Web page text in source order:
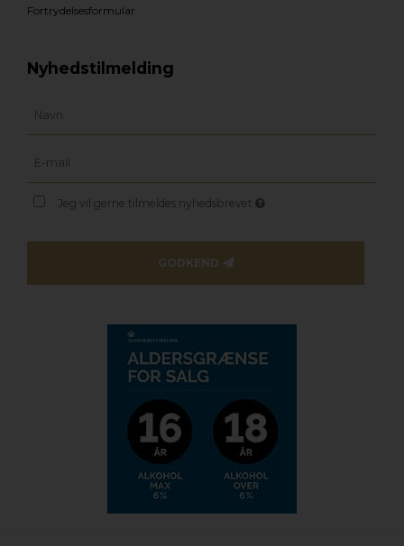
Fortrydelsesformular
Nyhedstilmelding
Jeg vil gerne tilmeldes nyhedsbrevet
GODKEND